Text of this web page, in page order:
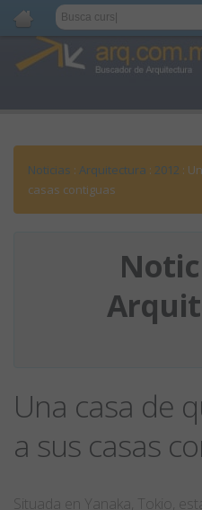
Noticias : Arquitectura : 2012 :
casas contiguas
Una casa de
a sus casas
Situada en Yanaka, Tokio,